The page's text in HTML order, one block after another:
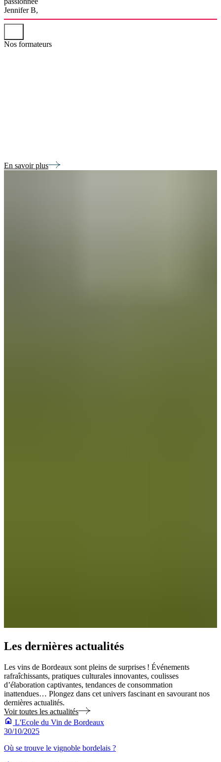
Jennifer B,
Nos formateurs
En savoir plus
Les dernières actualités
Les vins de Bordeaux sont pleins de surprises ! Événements
rafraîchissants, pratiques culturales innovantes, coulisses
d’élaboration captivantes, tendances de consommation
inattendues… Plongez dans cet univers fascinant en savourant nos
dernières actualités.
Voir toutes les actualités
L'Ecole du Vin de Bordeaux
30/10/2025
Où se trouve le vignoble bordelais ?